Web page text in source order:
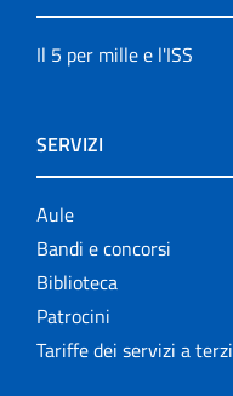
Il 5 per mille e l'ISS
SERVIZI
Aule
Bandi e concorsi
Biblioteca
Patrocini
Tariffe dei servizi a terzi